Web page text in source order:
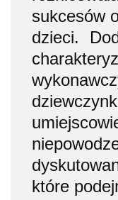
sukcesów
dzieci.
które